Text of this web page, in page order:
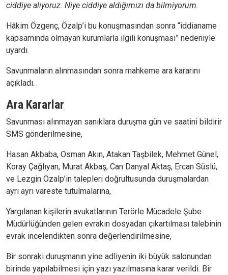
ciddiye alıyoruz. Niye ciddiye aldığımızı da bilmiyorum.
Hâkim Özgenç, Özalp’i bu konuşmasından sonra “iddianame
kapsamında olmayan kurumlarla ilgili konuşması” nedeniyle
uyardı.
Savunmaların alınmasından sonra mahkeme ara kararını
açıkladı.
Ara Kararlar
Savunması alınmayan sanıklara duruşma gün ve saatini bildirir
SMS gönderilmesine,
Hasan Akbaba, Osman Akın, Atakan Taşbilek, Mehmet Günel,
Koray Çağlıyan, Murat Akbaş, Can Danyal Aktaş, Ercan Süslü,
ve Lezgin Özalp’in talepleri doğrultusunda duruşmalardan
ayrı ayrı vareste tutulmalarına,
Yargılanan kişilerin avukatlarının Terörle Mücadele Şube
Müdürlüğünden gelen evrakın dosyadan çıkartılması talebinin
evrak incelendikten sonra değerlendirilmesine,
Bir sonraki duruşmanın yine adliyenin iki büyük salonundan
birinde yapılabilmesi için yazı yazılmasına karar verildi. Bir